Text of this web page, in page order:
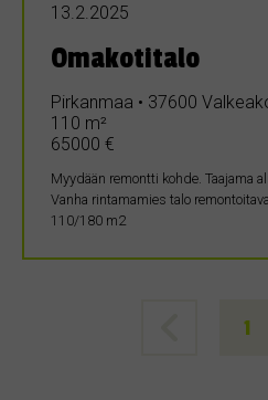
13.2.2025
Omakotitalo
Pirkanmaa • 37600
110 m²
65000 €
Myydään remontti kohde. Taajama
Vanha rintamamies talo
110/180 m2
1